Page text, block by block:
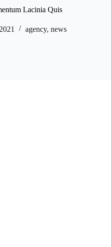
Lacinia Quis
agency, news